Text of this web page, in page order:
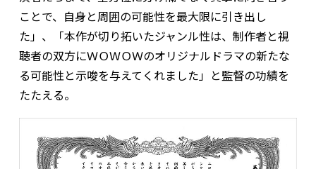
ことで、自身と周囲の可能性を最大限に引き出し
た」、「本作が切り拓いたジャンル性は、制作者と視
聴者の双方にＷＯＷＯＷのオリジナルドラマの新たな
る可能性と示唆を与えてくれました」と監督の功績を
たたえる。